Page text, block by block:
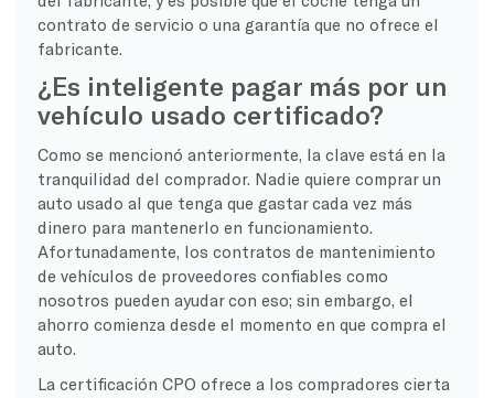
contrato de servicio o una garantía que no ofrece el
fabricante.
¿Es inteligente pagar más por un
vehículo usado certificado?
Como se mencionó anteriormente, la clave está en la
tranquilidad del comprador. Nadie quiere comprar un
auto usado al que tenga que gastar cada vez más
dinero para mantenerlo en funcionamiento.
Afortunadamente, los contratos de mantenimiento
de vehículos de proveedores confiables como
nosotros pueden ayudar con eso; sin embargo, el
ahorro comienza desde el momento en que compra el
auto.
La certificación CPO ofrece a los compradores cierta